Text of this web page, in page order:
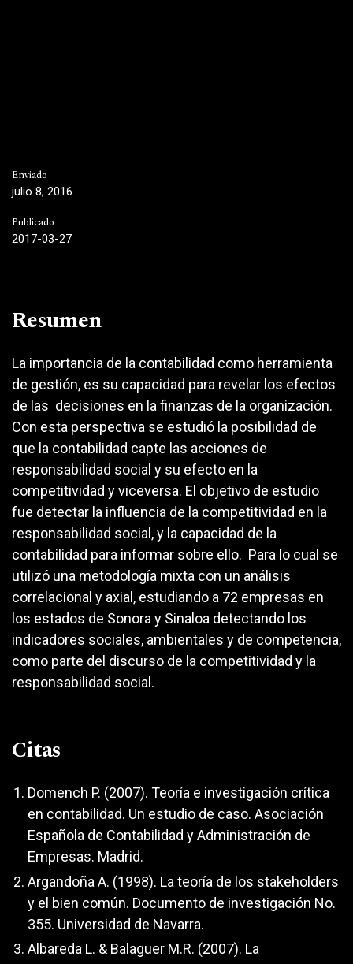
Enviado
julio 8, 2016
Publicado
2017-03-27
Resumen
La importancia de la contabilidad como herramienta
de gestión, es su capacidad para revelar los efectos
de las decisiones en la finanzas de la organización.
Con esta perspectiva se estudió la posibilidad de
que la contabilidad capte las acciones de
responsabilidad social y su efecto en la
competitividad y viceversa. El objetivo de estudio
fue detectar la influencia de la competitividad en la
responsabilidad social, y la capacidad de la
contabilidad para informar sobre ello. Para lo cual se
utilizó una metodología mixta con un análisis
correlacional y axial, estudiando a 72 empresas en
los estados de Sonora y Sinaloa detectando los
indicadores sociales, ambientales y de competencia,
como parte del discurso de la competitividad y la
responsabilidad social.
Citas
Domench P. (2007). Teoría e investigación crítica
en contabilidad. Un estudio de caso. Asociación
Española de Contabilidad y Administración de
Empresas. Madrid.
Argandoña A. (1998). La teoría de los stakeholders
y el bien común. Documento de investigación No.
355. Universidad de Navarra.
Albareda L. & Balaguer M.R. (2007). La